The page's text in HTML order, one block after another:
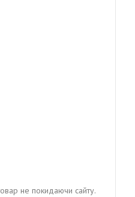
не покидаючи сайту.